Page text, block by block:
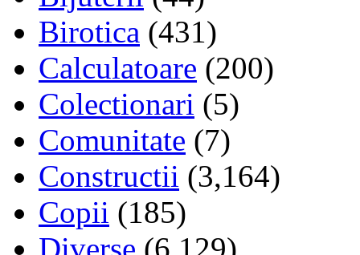
Birotica (431)
Calculatoare (200)
Colectionari (5)
Comunitate (7)
Constructii (3,164)
Copii (185)
Diverse (6,129)